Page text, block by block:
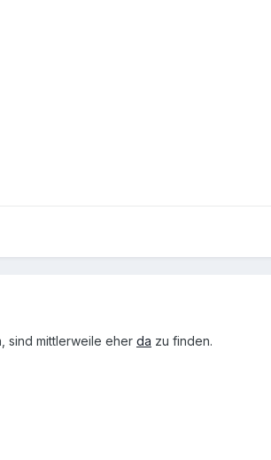
sind mittlerweile eher da zu finden.